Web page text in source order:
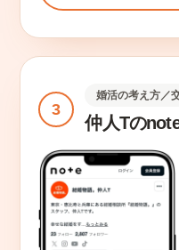
3
婚活の考え方／
仲人Tの